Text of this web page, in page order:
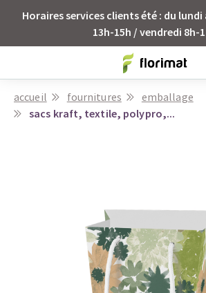
Horaires services clients été : du lundi
13h-15h / vendredi 8h-
accueil fournitures
emballage
sacs kraft, textile, polypro,...